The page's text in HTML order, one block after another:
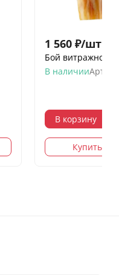
1 560 ₽/шт.
Бой витражного
В наличии
В корзину
Купить в